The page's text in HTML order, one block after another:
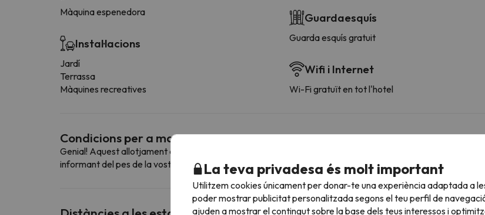
Màquina espenedora
Instal·lacions
Jardí
Terrassa
Màquines recreatives
Guardaesquís
Guarda esquís gratuit
Wifi i Internet
Wi-Fi gratuït en tot l'hotel
Condicions per a mascotes
Genial! Aquest allotjament admet mascotes. Per consultar les vostres condicions és imprescindible que
informant del pes de la vostra mascota.La teva privadesa és molt important
Utilitzem cookies únicament per donar-te una experiència adaptada a
poder mostrar publicitat personalitzada segons el teu perfil de
ajuden a mostrar el contingut sobre la base dels teus interessos i